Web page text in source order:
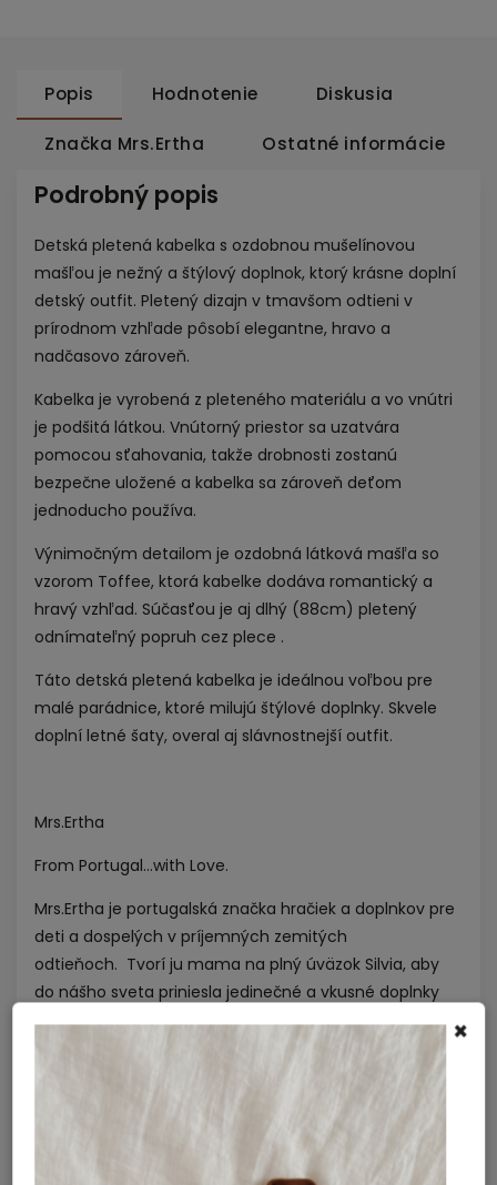
Popis Hodnotenie Diskusia
Značka Mrs.Ertha Ostatné informácie
Podrobný popis
Detská pletená kabelka s ozdobnou mušelínovou
mašľou je nežný a štýlový doplnok, ktorý krásne doplní
detský outfit. Pletený dizajn v tmavšom odtieni v
prírodnom vzhľade pôsobí elegantne, hravo a
nadčasovo zároveň.
Kabelka je vyrobená z pleteného materiálu a vo vnútri
je podšitá látkou. Vnútorný priestor sa uzatvára
pomocou sťahovania, takže drobnosti zostanú
bezpečne uložené a kabelka sa zároveň deťom
jednoducho používa.
Výnimočným detailom je ozdobná látková mašľa so
vzorom Toffee, ktorá kabelke dodáva romantický a
hravý vzhľad. Súčasťou je aj dlhý (88cm) pletený
odnímateľný popruh cez plece .
Táto detská pletená kabelka je ideálnou voľbou pre
malé parádnice, ktoré milujú štýlové doplnky. Skvele
doplní letné šaty, overal aj slávnostnejší outfit.
Mrs.Ertha
From Portugal...with Love.
Mrs.Ertha je portugalská značka hračiek a doplnkov pre
deti a dospelých v príjemných zemitých
odtieňoch. Tvorí ju mama na plný úväzok Silvia, aby
do nášho sveta priniesla jedinečné a vkusné doplnky
navrhnuté predovšetkým s láskou, citom pre detail a s
ohľadom na naše životné prostredie.
Mrs. Ertha vytvára nadčasové kolekcie prepracované
do najmenších detailov s ohľadom na udržateľnosť a
×